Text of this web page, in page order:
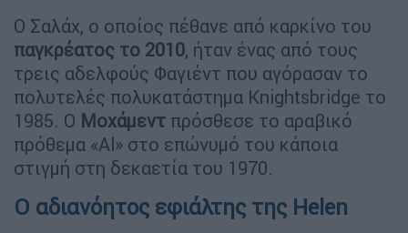
Ο Σαλάχ, ο οποίος πέθανε από καρκίνο του
παγκρέατος το 2010, ήταν ένας από τους
τρεις αδελφούς Φαγιέντ που αγόρασαν το
πολυτελές πολυκατάστημα Knightsbridge το
1985. Ο Μοχάμεντ πρόσθεσε το αραβικό
πρόθεμα «Al» στο επώνυμό του κάποια
στιγμή στη δεκαετία του 1970.
Ο αδιανόητος εφιάλτης της Helen